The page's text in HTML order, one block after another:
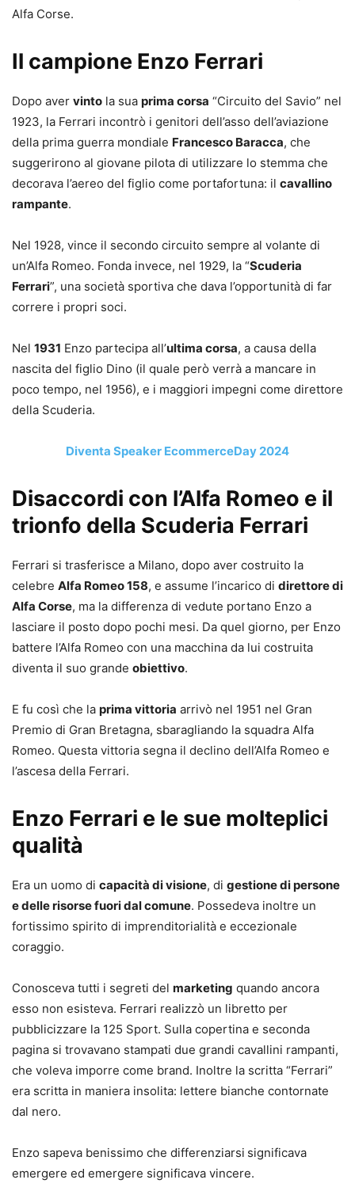
Alfa Corse.
Il campione Enzo Ferrari
Dopo aver vinto la sua prima corsa “Circuito del Savio” nel
1923, la Ferrari incontrò i genitori dell’asso dell’aviazione
della prima guerra mondiale Francesco Baracca, che
suggerirono al giovane pilota di utilizzare lo stemma che
decorava l’aereo del figlio come portafortuna: il cavallino
rampante.
Nel 1928, vince il secondo circuito sempre al volante di
un’Alfa Romeo. Fonda invece, nel 1929, la “Scuderia
Ferrari”, una società sportiva che dava l’opportunità di far
correre i propri soci.
Nel 1931 Enzo partecipa all’ultima corsa, a causa della
nascita del figlio Dino (il quale però verrà a mancare in
poco tempo, nel 1956), e i maggiori impegni come direttore
della Scuderia.
Diventa Speaker EcommerceDay 2024
Disaccordi con l’Alfa Romeo e il
trionfo della Scuderia Ferrari
Ferrari si trasferisce a Milano, dopo aver costruito la
celebre Alfa Romeo 158, e assume l’incarico di direttore di
Alfa Corse, ma la differenza di vedute portano Enzo a
lasciare il posto dopo pochi mesi. Da quel giorno, per Enzo
battere l’Alfa Romeo con una macchina da lui costruita
diventa il suo grande obiettivo.
E fu così che la prima vittoria arrivò nel 1951 nel Gran
Premio di Gran Bretagna, sbaragliando la squadra Alfa
Romeo. Questa vittoria segna il declino dell’Alfa Romeo e
l’ascesa della Ferrari.
Enzo Ferrari e le sue molteplici
qualità
Era un uomo di capacità di visione, di gestione di persone
e delle risorse fuori dal comune. Possedeva inoltre un
fortissimo spirito di imprenditorialità e eccezionale
coraggio.
Conosceva tutti i segreti del marketing quando ancora
esso non esisteva. Ferrari realizzò un libretto per
pubblicizzare la 125 Sport. Sulla copertina e seconda
pagina si trovavano stampati due grandi cavallini rampanti,
che voleva imporre come brand. Inoltre la scritta “Ferrari”
era scritta in maniera insolita: lettere bianche contornate
dal nero.
Enzo sapeva benissimo che differenziarsi significava
emergere ed emergere significava vincere.